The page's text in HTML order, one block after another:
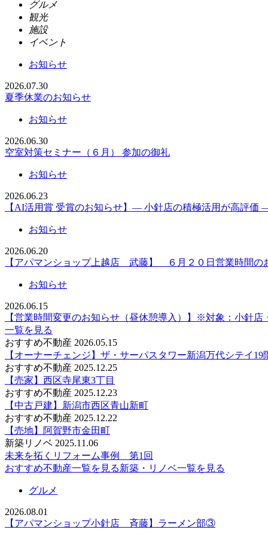
グルメ
観光
施設
イベント
お知らせ
2026.07.30
夏季休業のお知らせ
お知らせ
2026.06.30
空室対策セミナー（６月） 参加の御礼
お知らせ
2026.06.23
【AI活用賞 受賞のお知らせ】― 小針店の積極活用が高評価
お知らせ
2026.06.20
【アパマンショップ上越店 武藤】 ６月２０日営業時間の
お知らせ
2026.06.15
【営業時間変更のお知らせ（昼休憩導入）】※対象：小針
一覧を見る
おすすめ不動産 2026.05.15
【オーナーチェンジ】ザ・サーパスタワー新潟万代シテイ19
おすすめ不動産 2025.12.25
【売家】西区寺尾東3丁目
おすすめ不動産 2025.12.23
【中古戸建】新潟市西区青山新町
おすすめ不動産 2025.12.22
【売地】阿賀野市金田町
新築リノベ 2025.11.06
未来を拓くリフォーム事例 第1回
おすすめ不動産一覧を見る新築・リノベ一覧を見る
グルメ
2026.08.01
【アパマンショップ小針店 斉藤】ラーメン部③